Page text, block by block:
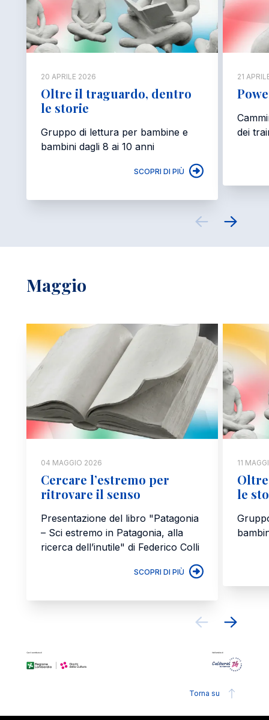
20 APRILE 2026
Oltre il traguardo, dentro
le storie
Gruppo di lettura per bambine e
bambini dagli 8 ai 10 anni
SCOPRI DI PIÙ
21
dei
Maggio
04 MAGGIO 2026
Cercare l’estremo per
ritrovare il senso
Presentazione del libro "Patagonia
– Sci estremo in Patagonia, alla
ricerca dell’inutile" di Federico Colli
SCOPRI DI PIÙ
11
le
Torna su